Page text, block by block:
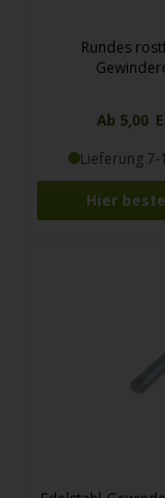
Rundes
Ab 5,00
Lieferung 7-
Hier